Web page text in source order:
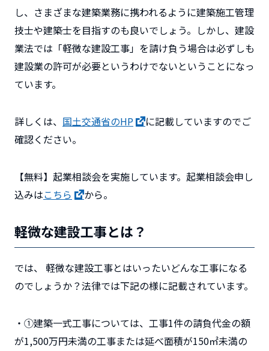
し、さまざまな建築業務に携われるように建築施工管理
技士や建築士を目指すのも良いでしょう。しかし、建設
業法では「軽微な建設工事」を請け負う場合は必ずしも
建設業の許可が必要というわけでないということになっ
ています。
詳しくは、 国土交通省のHP
に記載していますのでご
確認ください。
【無料】起業相談会を実施しています。起業相談会申し
込みはこちら から。
軽微な建設工事とは？
では、 軽微な建設工事とはいったいどんな工事になる
のでしょうか？法律では下記の様に記載されています。
・①建築一式工事については、工事1件の請負代金の額
が1,500万円未満の工事または延べ面積が150㎡未満の